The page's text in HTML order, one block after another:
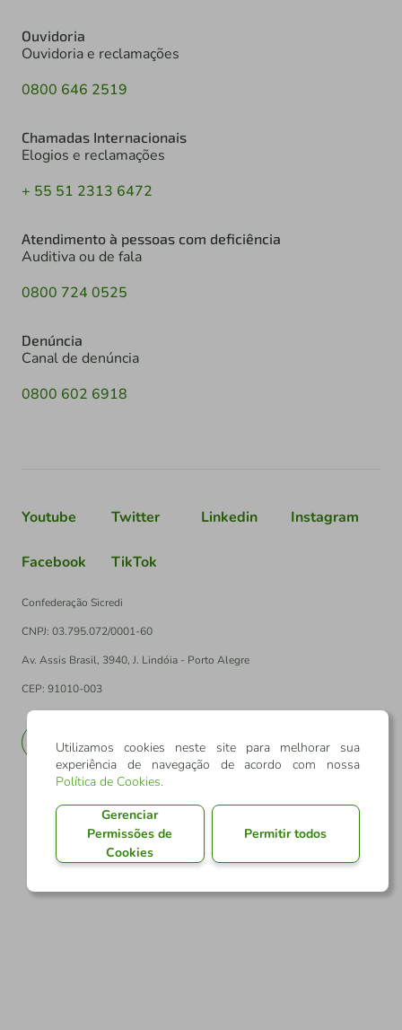
Ouvidoria
Ouvidoria e reclamações
0800 646 2519
Chamadas Internacionais
Elogios e reclamações
+ 55 51 2313 6472
Atendimento à pessoas com deficiência
Auditiva ou de fala
0800 724 0525
Denúncia
Canal de denúncia
0800 602 6918
Youtube Twitter Linkedin Instagram
Facebook TikTok
Confederação Sicredi
CNPJ: 03.795.072/0001-60
Av. Assis Brasil, 3940, J. Lindóia - Porto Alegre
CEP: 91010-003
EN
Utilizamos cookies neste site para melhorar sua
experiência de navegação de acordo com nossa
Política de Cookies.
Gerenciar
Permissões de
Cookies
Permitir todos